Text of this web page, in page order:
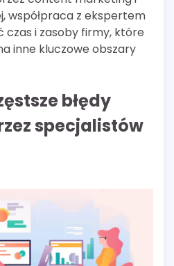
współpraca z ekspertem
czas i zasoby firmy, które
inne kluczowe obszary
błędy
specjalistów